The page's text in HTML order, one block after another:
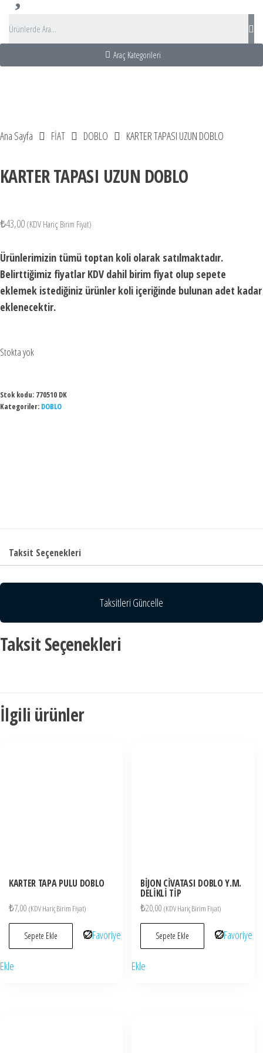
Araç Kategorileri
Ana Sayfa FİAT DOBLO KARTER TAPASI UZUN DOBLO
KARTER TAPASI UZUN DOBLO
₺43,00 (KDV Hariç Birim Fiyat)
Ürünlerimizin tümü toptan koli olarak satılmaktadır.
Belirttiğimiz fiyatlar KDV dahil birim fiyat olup sepete
eklemek istediğiniz ürünler koli içeriğinde bulunan adet kadar
eklenecektir.
Stokta yok
Stok kodu: 770510 DK
Kategoriler: DOBLO
Taksit Seçenekleri
Taksitleri Güncelle
Taksit Seçenekleri
İlgili ürünler
KARTER TAPA PULU DOBLO
₺7,00 (KDV Hariç Birim Fiyat)
Sepete Ekle Favoriye
Ekle
BİJON CİVATASI DOBLO Y.M.
DELİKLİ TİP
₺20,00 (KDV Hariç Birim Fiyat)
Sepete Ekle Favoriye
Ekle